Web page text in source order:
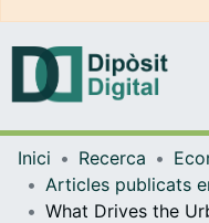
Inici Recerca